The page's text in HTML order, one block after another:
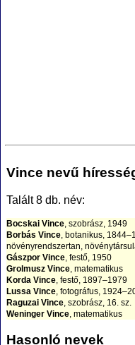
Vince nevű
Talált 8 db. név:
Bocskai Vince , szobrász, 1949
Borbás Vince , botanikus,
növényrendszertan,
Gászpor Vince , festő, 1950
Grolmusz Vince , matematikus
Korda Vince , festő, 1897–1979
Lussa Vince , fotográfus,
Raguzai Vince , szobrász, 16. sz.
Weninger Vince , matematikus
Hasonló nevek